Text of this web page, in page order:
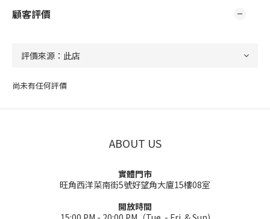
顧客評價
尚未有任何評價
ABOUT US
實體門市
旺角西洋菜南街5號好望角大廈15樓08室
開放時間